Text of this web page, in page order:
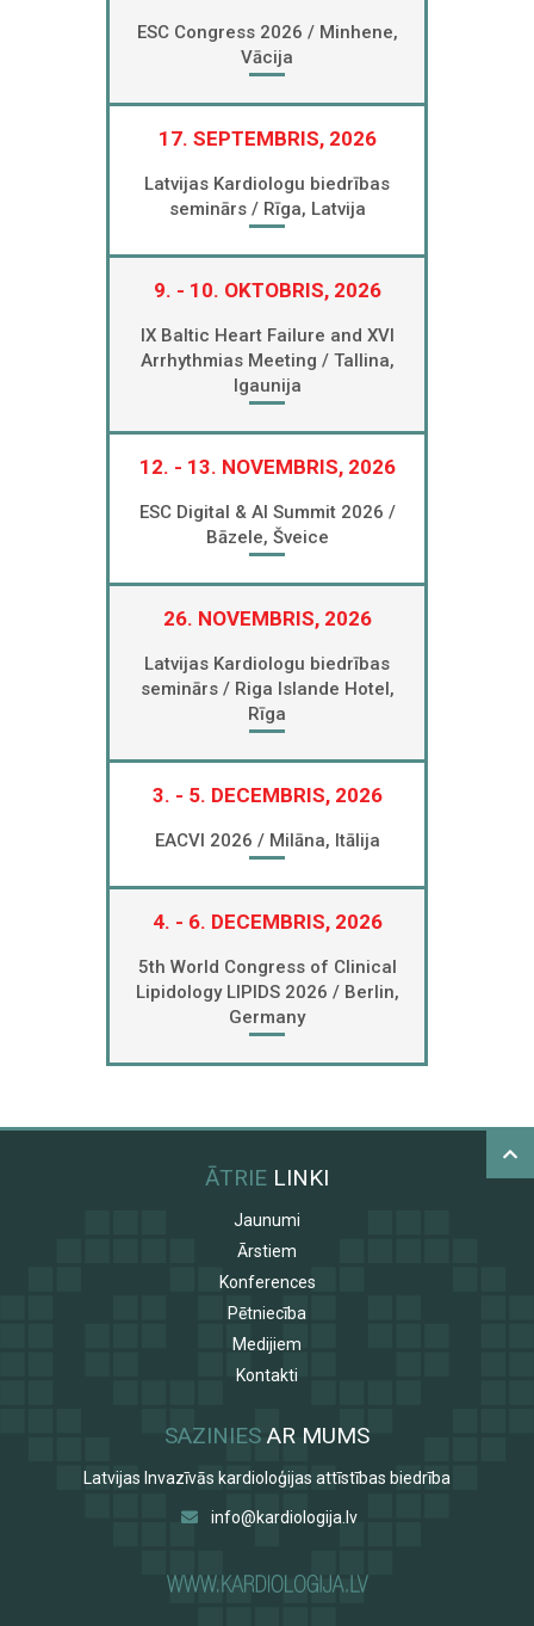
ESC Congress 2026 / Minhene,
Vācija
17. SEPTEMBRIS, 2026
Latvijas Kardiologu biedrības
seminārs / Rīga, Latvija
9. - 10. OKTOBRIS, 2026
IX Baltic Heart Failure and XVI
Arrhythmias Meeting / Tallina,
Igaunija
12. - 13. NOVEMBRIS, 2026
ESC Digital & AI Summit 2026 /
Bāzele, Šveice
26. NOVEMBRIS, 2026
Latvijas Kardiologu biedrības
seminārs / Riga Islande Hotel,
Rīga
3. - 5. DECEMBRIS, 2026
EACVI 2026 / Milāna, Itālija
4. - 6. DECEMBRIS, 2026
5th World Congress of Clinical
Lipidology LIPIDS 2026 / Berlin,
Germany
ĀTRIE LINKI
Jaunumi
Ārstiem
Konferences
Pētniecība
Medijiem
Kontakti
SAZINIES AR MUMS
Latvijas Invazīvās kardioloģijas attīstības biedrība
info@kardiologija.lv